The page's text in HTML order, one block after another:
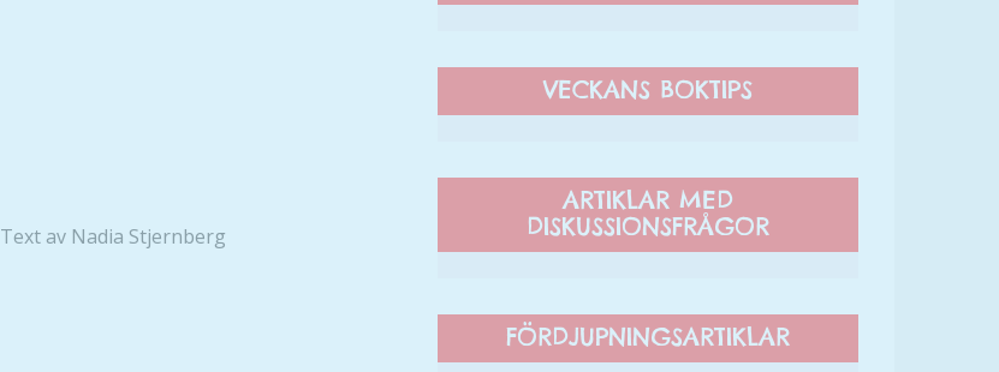
Text av Nadia Stjernberg
VECKANS BOKTIPS
ARTIKLAR MED
DISKUSSIONSFRÅGOR
FÖRDJUPNINGSARTIKLAR